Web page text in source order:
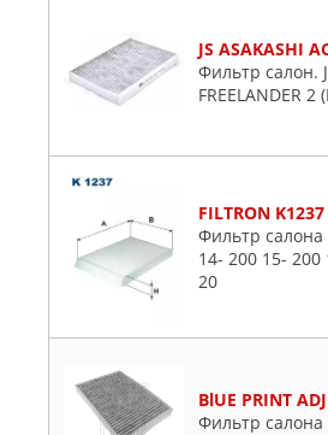
JS ASAKASHI
Фильтр салон.
FREELANDER 2
FILTRON K1237
Фильтр салона
14- 200 15- 200
20
BlUE PRINT
Фильтр